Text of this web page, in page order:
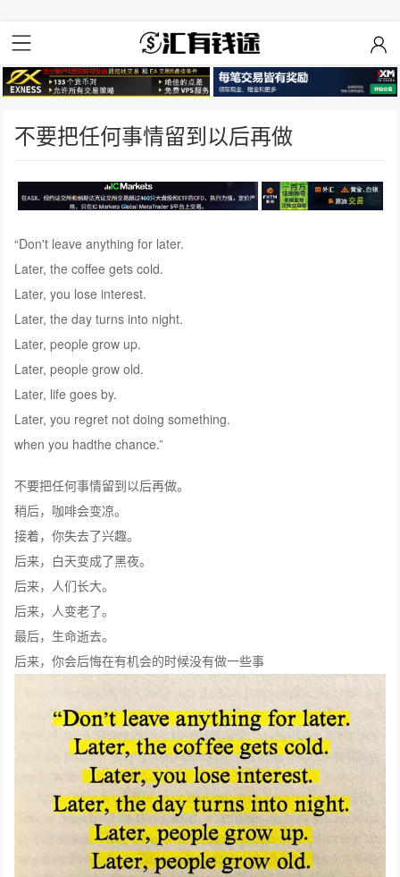
不要把任何事情留到以后再做
“Don't leave anything for later.
Later, the coffee gets cold.
Later, you lose interest.
Later, the day turns into night.
Later, people grow up.
Later, people grow old.
Later, life goes by.
Later, you regret not doing something.
when you hadthe chance.”
不要把任何事情留到以后再做。
稍后，咖啡会变凉。
接着，你失去了兴趣。
后来，白天变成了黑夜。
后来，人们长大。
后来，人变老了。
最后，生命逝去。
后来，你会后悔在有机会的时候没有做一些事